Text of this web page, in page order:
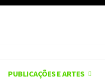
PUBLICAÇÕES E ARTES